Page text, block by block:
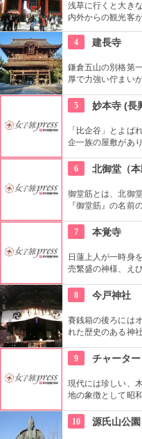
浅草に行くと大き
内外からの観光客
番の名所。地元の
都内最古の名刹です
4 建長寺
鎌倉五山の別格第
厚で力強い佇まい
めの1つ。静かな
の境地を目指します
5 妙本寺 (長
「比企谷」とよば
企一族の屋敷があ
は楓や銀杏が紅葉
6 北御堂（本
御堂筋とは、北御
『御堂筋』の名前
が集まります。夏
す。
7 本覚寺
日蓮上人が一時身
売繁盛の神様、え
折々の木々や花々
8 今戸神社
賽銭箱の後ろには
れた歴史のある神
購入してみては？
9 チャータ
現代には珍しい、
地の象徴として昭
や洋服店などが入
されています。
10 源氏山公園